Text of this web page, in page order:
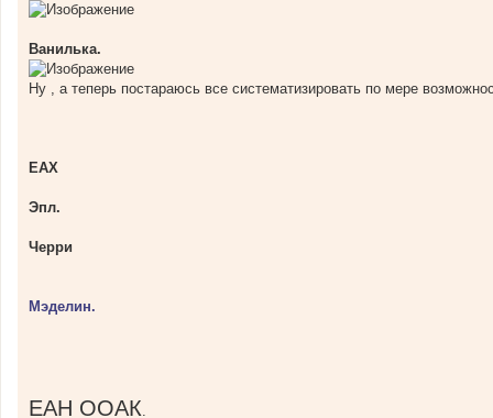
Ванилька.
Ну , а теперь постараюсь все систематизировать по мере
ЕАХ
Эпл.
Черри
Мэделин.
ЕАН ООАК.